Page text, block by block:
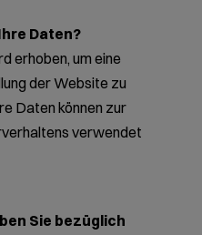
Daten?
erhoben, um eine
der Website zu
Daten können zur
verwendet
Sie bezüglich